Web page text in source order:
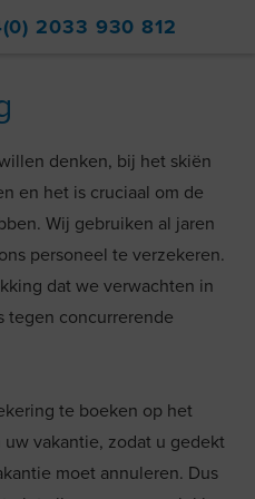
2033 930 812
denken, bij het skiën
en het is cruciaal om de
Wij gebruiken al jaren
personeel te verzekeren.
dat we verwachten in
tegen concurrerende
te boeken op het
vakantie, zodat u gedekt
moet annuleren. Dus